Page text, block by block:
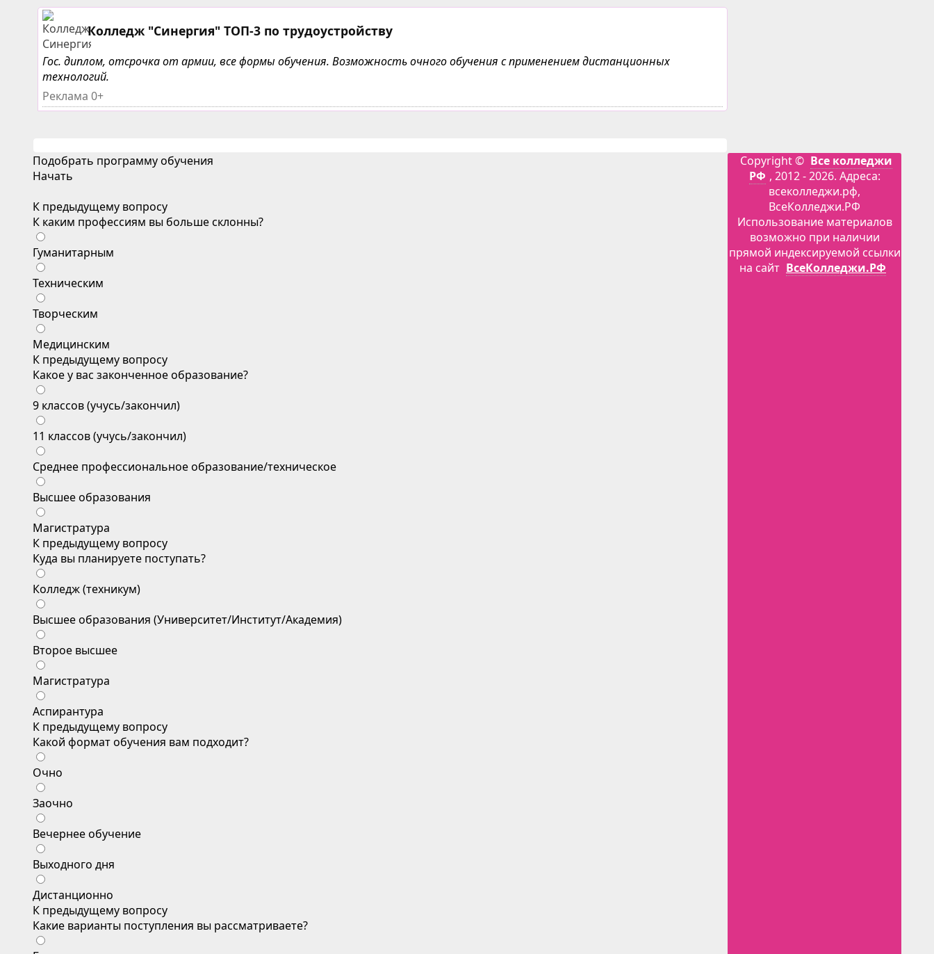
Колледж "Синергия" ТОП-3 по трудоустройству
Гос. диплом, отсрочка от армии, все формы обучения. Возможность очного обучения с применением дистанционных
технологий.
Реклама 0+
Подобрать программу обучения
Начать
К предыдущему вопросу
К каким профессиям вы больше склонны?
Гуманитарным
Техническим
Творческим
Медицинским
К предыдущему вопросу
Какое у вас законченное образование?
9 классов (учусь/закончил)
11 классов (учусь/закончил)
Среднее профессиональное образование/техническое
Высшее образования
Магистратура
К предыдущему вопросу
Куда вы планируете поступать?
Колледж (техникум)
Высшее образования (Университет/Институт/Академия)
Второе высшее
Магистратура
Аспирантура
К предыдущему вопросу
Какой формат обучения вам подходит?
Очно
Заочно
Вечернее обучение
Выходного дня
Дистанционно
К предыдущему вопросу
Какие варианты поступления вы рассматриваете?
Copyright © Все колледжи
РФ , 2012 - 2026. Адреса:
всеколледжи.рф,
ВсеКолледжи.РФ
Использование материалов
возможно при наличии
прямой индексируемой ссылки
на сайт ВсеКолледжи.РФ